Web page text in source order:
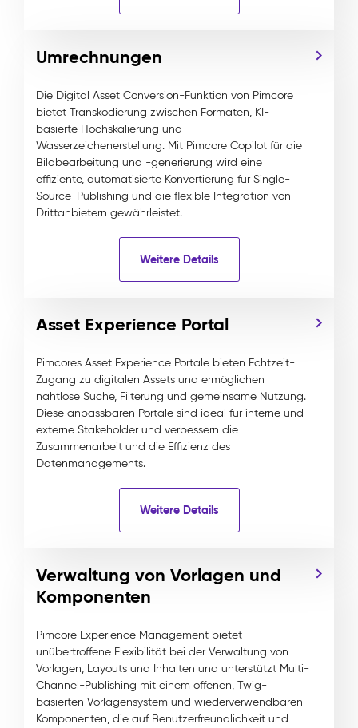
Umrechnungen
Die Digital Asset Conversion-Funktion von Pimcore
bietet Transkodierung zwischen Formaten, KI-
basierte Hochskalierung und
Wasserzeichenerstellung. Mit Pimcore Copilot für die
Bildbearbeitung und -generierung wird eine
effiziente, automatisierte Konvertierung für Single-
Source-Publishing und die flexible Integration von
Drittanbietern gewährleistet.
Weitere Details
Asset Experience Portal
Pimcores Asset Experience Portale bieten Echtzeit-
Zugang zu digitalen Assets und ermöglichen
nahtlose Suche, Filterung und gemeinsame Nutzung.
Diese anpassbaren Portale sind ideal für interne und
externe Stakeholder und verbessern die
Zusammenarbeit und die Effizienz des
Datenmanagements.
Weitere Details
Verwaltung von Vorlagen und
Komponenten
Pimcore Experience Management bietet
unübertroffene Flexibilität bei der Verwaltung von
Vorlagen, Layouts und Inhalten und unterstützt Multi-
Channel-Publishing mit einem offenen, Twig-
basierten Vorlagensystem und wiederverwendbaren
Komponenten, die auf Benutzerfreundlichkeit und